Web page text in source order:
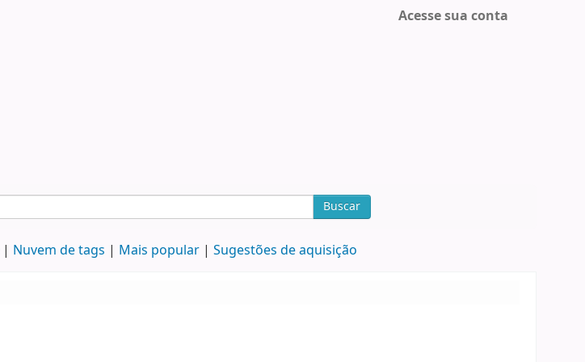
Acesse sua conta
Buscar
Nuvem de tags Mais popular Sugestões de aquisição